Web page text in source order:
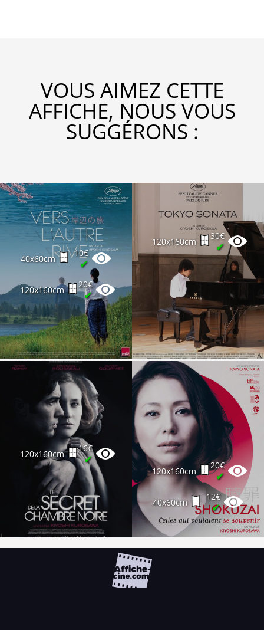
VOUS AIMEZ CETTE
AFFICHE, NOUS VOUS
SUGGÉRONS :
40x60cm
10€
✔
120x160cm
20€
✔
120x160cm
30€
✔
120x160cm
16€
✔
120x160cm
20€
✔
40x60cm
12€
✔